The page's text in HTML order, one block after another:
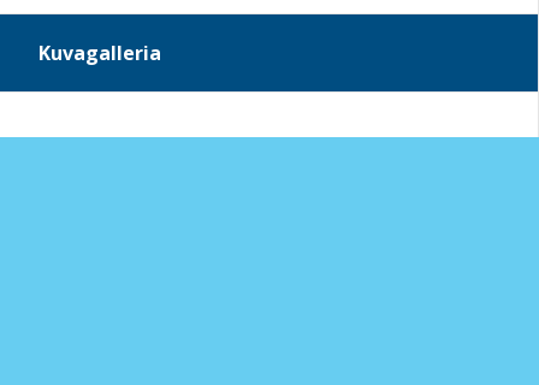
Kuvagalleria